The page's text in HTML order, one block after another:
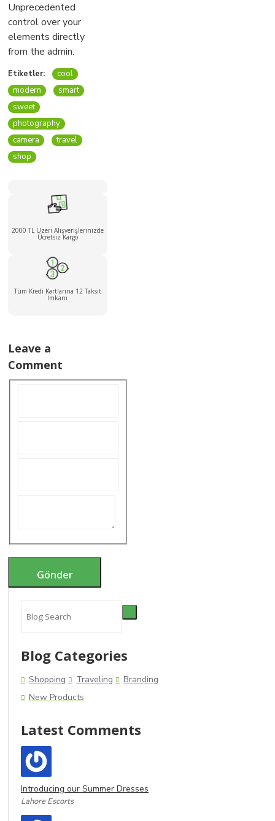
Unprecedented
control over your
elements directly
from the admin.
Etiketler:
cool
modern
smart
sweet
photography
camera
travel
shop
2000 TL Üzeri Alışverişlerinizde
Ücretsiz Kargo
Tüm Kredi Kartlarına 12 Taksit
İmkanı
Leave a
Comment
Gönder
Blog Categories
Shopping Traveling
Branding
New Products
Latest Comments
Introducing our Summer Dresses
Lahore Escorts